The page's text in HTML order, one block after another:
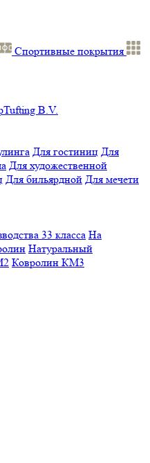
Спортивные покрытия
B.V.
Для гостиниц Для
Для художественной
Для бильярдной Для мечети
33 класса На
Натуральный
Ковролин КМ3